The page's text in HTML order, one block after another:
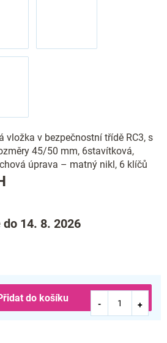
vložka v bezpečnostní třídě RC3, s
45/50 mm, 6stavítková,
úprava – matný nikl, 6 klíčů
14. 8. 2026
do košíku